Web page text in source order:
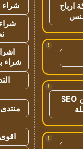
ارباح
!
!
تحسين SEO
!
شراء
شراء